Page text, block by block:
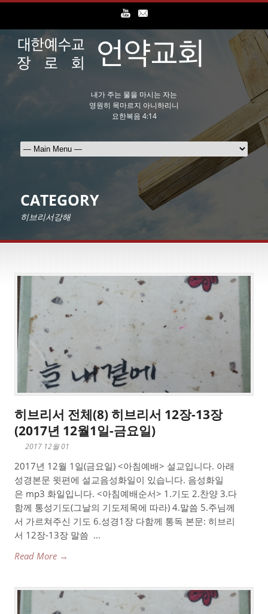
내가 주는 물을 마시는 자는
영원히 목마르지 아니하리니
요한복음 4:14
CATEGORY
히브리서강해
히브리서 전체(8) 히브리서 12장-13장
(2017년 12월1일-금요일)
2017 12월 01
2017년 12월 1일(금요일) <아침예배> 설교입니다. 아래
성경본문 윗편에 설교음성화일이 있습니다. 음성화일
은 mp3 화일입니다. <아침예배순서> 1.기도 2.찬양 3.다
함께 통성기도(그날의 기도제목에 따라) 4.말씀 5.주님께
서 가르쳐주신 기도 6.성경1장 다함께 통독 본문: 히브리
서 12장-13장 말씀 ...
Read More →